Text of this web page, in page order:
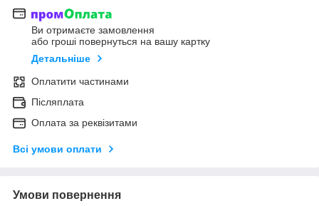
Ви отримаєте замовлення
або гроші повернуться на вашу картку
Детальніше
Оплатити частинами
Післяплата
Оплата за реквізитами
Всі умови оплати
Умови повернення